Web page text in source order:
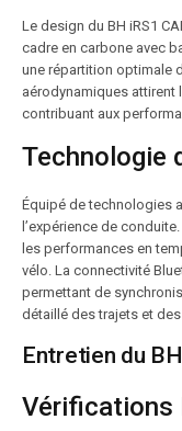
Le design du BH iRS1
cadre en carbone avec
une répartition optimale
aérodynamiques attirent
contribuant aux
Technologie
Équipé de technologies
l’expérience de
les performances en
vélo. La connectivité
permettant de
détaillé des trajets et
Entretien du
Vérifications